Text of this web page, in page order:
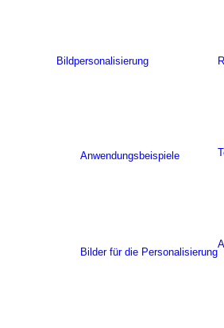
Bildpersonalisierung
Anwendungsbeispiele
Bilder für die Personalisierung